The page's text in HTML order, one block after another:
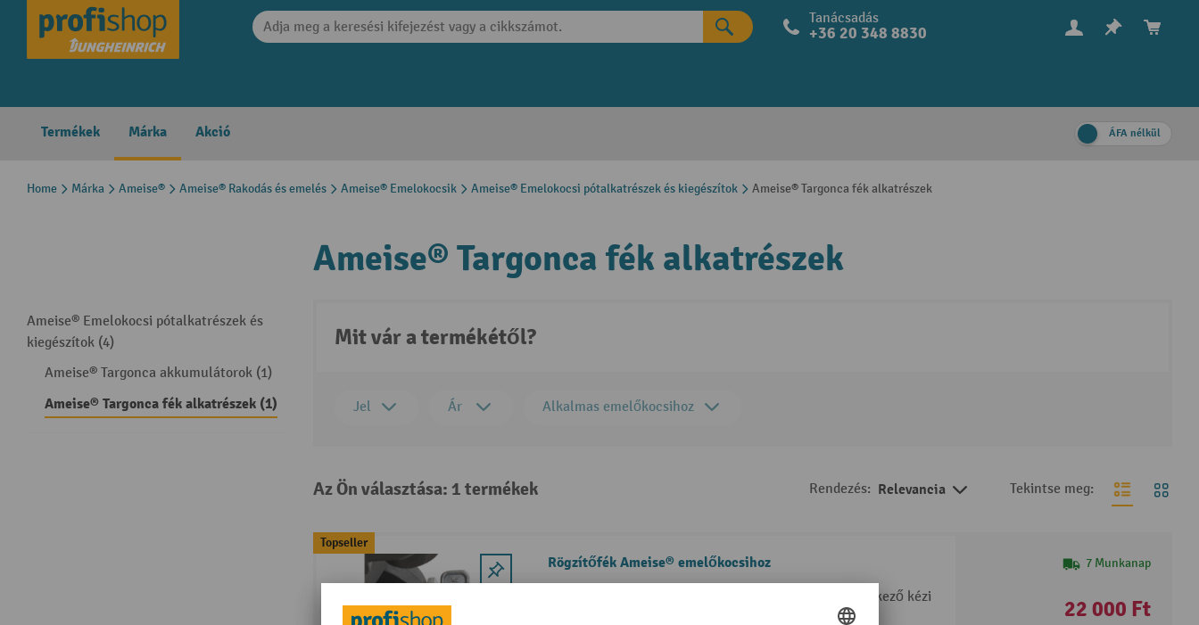
Skip to main navigation Tanácsadás
+36 20 348 8830
Termékek Márka Akció ÁFA nélkül
Home Márka Ameise® Ameise® Rakodás és emelés Ameise® Emelokocsik Ameise® Emelokocsi pótalkatrészek és kiegészítok Ameise® Targonca fék alkatrészek
Ameise® Emelokocsi pótalkatrészek és
kiegészítok (4)
Ameise® Targonca akkumulátorok (1)
Ameise® Targonca fék alkatrészek (1)
Ameise® Targonca fék alkatrészek
Mit vár a termékétől?
Jel Ár Alkalmas emelőkocsihoz
Az Ön választása: 1 termékek Rendezés: Relevancia Tekintse meg:
Topseller
Rögzítőfék Ameise® emelőkocsihoz
Rögzítőfék tömör gumi kormánygörgőkkel rendelkező kézi
7 Munkanap
22 000 Ft